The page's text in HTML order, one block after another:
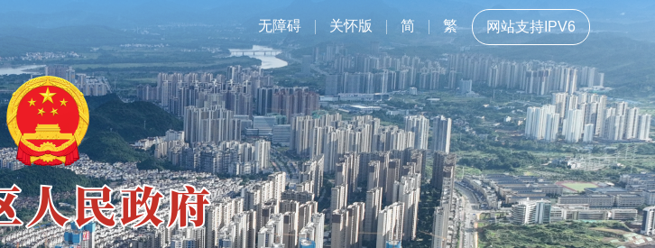
无障碍 关怀版 简 繁 网站支持IPV6